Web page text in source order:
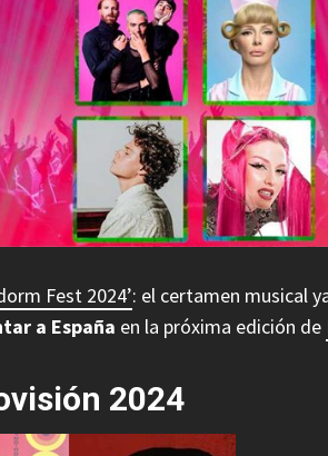
Fest 2024’: el certamen musical
a España en la próxima edición de
2024